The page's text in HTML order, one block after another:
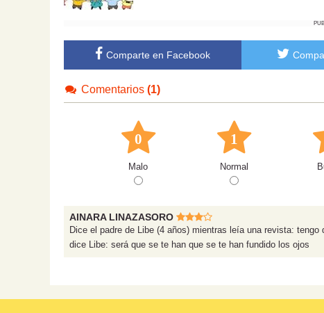
Comparte en Facebook
Comentarios (1)
0
Malo
1
Normal
AINARA LINAZASORO
Dice el padre de Libe (4 años) mientras leía una revista:
dice Libe: será que se te han que se te han fundido los ojos